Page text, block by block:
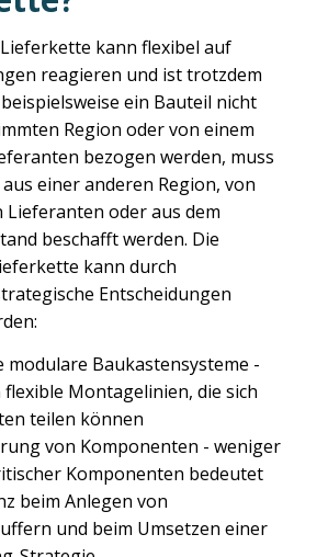
kann flexibel auf
reagieren und ist trotzdem
ein Bauteil nicht
Region oder von einem
bezogen werden, muss
einer anderen Region, von
Lieferanten oder aus dem
beschafft werden. Die
kann durch
Entscheidungen
modulare Baukastensysteme -
Montagelinien, die sich
teilen können
von Komponenten - weniger
Komponenten bedeutet
beim Anlegen von
und beim Umsetzen einer